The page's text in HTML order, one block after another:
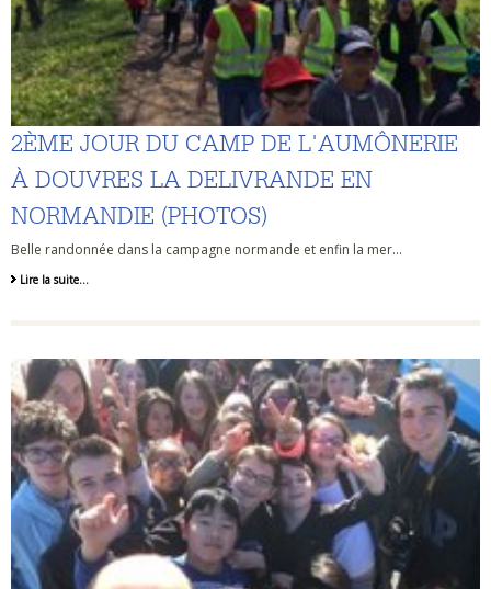
2ÈME JOUR DU CAMP DE L'AUMÔNERIE
À DOUVRES LA DELIVRANDE EN
NORMANDIE (PHOTOS)
Belle randonnée dans la campagne normande et enfin la mer...
Lire la suite…